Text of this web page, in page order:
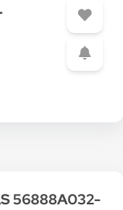
56888A032-